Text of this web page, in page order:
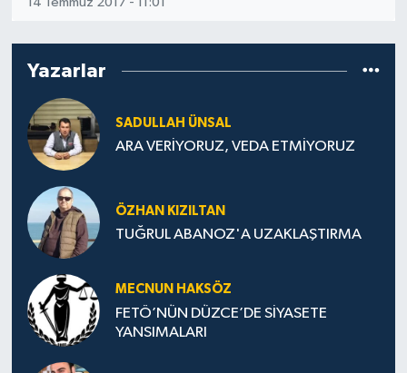
Yazarlar
SADULLAH ÜNSAL
ARA VERİYORUZ, VEDA ETMİYORUZ
ÖZHAN KIZILTAN
TUĞRUL ABANOZ'A UZAKLAŞTIRMA
MECNUN HAKSÖZ
FETÖ’NÜN DÜZCE’DE SİYASETE
YANSIMALARI